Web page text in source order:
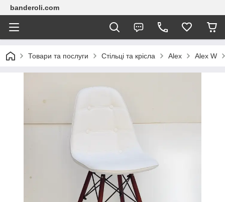
banderoli.com
Товари та послуги Стільці та крісла Alex Alex W